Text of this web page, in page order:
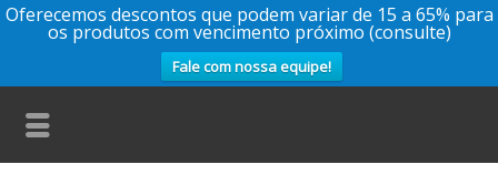
Oferecemos descontos que podem variar de 15 a 65% para
os produtos com vencimento próximo (consulte)
Fale com nossa equipe!